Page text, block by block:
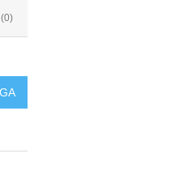
(0)